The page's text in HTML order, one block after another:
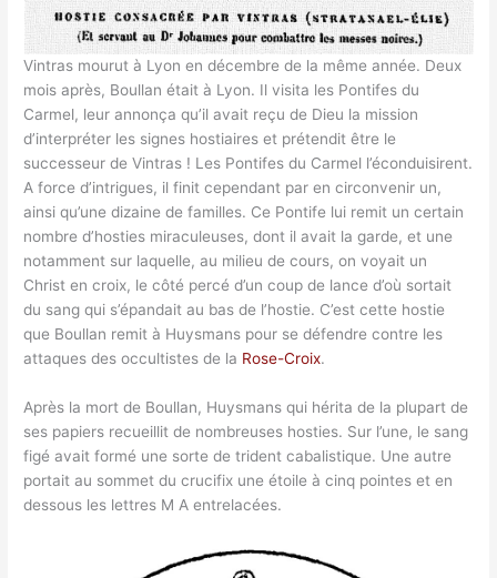
Vintras mourut à Lyon en décembre de la même année. Deux
mois après, Boullan était à Lyon. Il visita les Pontifes du
Carmel, leur annonça qu’il avait reçu de Dieu la mission
d’interpréter les signes hostiaires et prétendit être le
successeur de Vintras ! Les Pontifes du Carmel l’éconduisirent.
A force d’intrigues, il finit cependant par en circonvenir un,
ainsi qu’une dizaine de familles. Ce Pontife lui remit un certain
nombre d’hosties miraculeuses, dont il avait la garde, et une
notamment sur laquelle, au milieu de cours, on voyait un
Christ en croix, le côté percé d’un coup de lance d’où sortait
du sang qui s’épandait au bas de l’hostie. C’est cette hostie
que Boullan remit à Huysmans pour se défendre contre les
attaques des occultistes de la Rose-Croix.
Après la mort de Boullan, Huysmans qui hérita de la plupart de
ses papiers recueillit de nombreuses hosties. Sur l’une, le sang
figé avait formé une sorte de trident cabalistique. Une autre
portait au sommet du crucifix une étoile à cinq pointes et en
dessous les lettres M A entrelacées.